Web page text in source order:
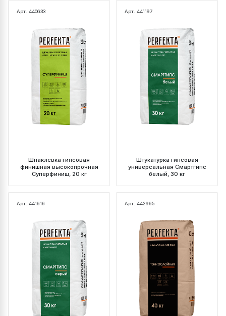
Арт. 440633
Шпаклевка гипсовая
финишная высокопрочная
Суперфиниш, 20 кг
Арт. 441197
Штукатурка гипсовая
универсальная Смартгипс
белый, 30 кг
Арт. 441616 Арт. 442965